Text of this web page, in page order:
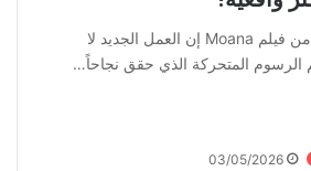
قال صناع النسخة الحية من فيلم Moana إن العمل الجديد لا
الرسوم المتحركة الذي حقق نجاحاً…
03/05/2026